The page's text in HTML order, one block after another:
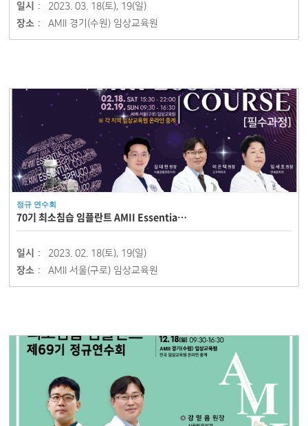
일시 :
2023. 03. 18(토), 19(일)
장소 :
AMII 경기(수원) 임상교육원
정규 연수회
70기 최소침습 임플란트 AMII Essentia…
일시 :
2023. 02. 18(토), 19(일)
장소 :
AMII 서울(구로) 임상교육원